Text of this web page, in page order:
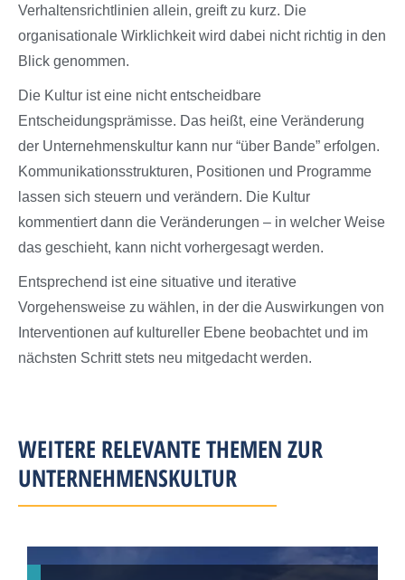
Verhaltensrichtlinien allein, greift zu kurz. Die
organisationale Wirklichkeit wird dabei nicht richtig in den
Blick genommen.
Die Kultur ist eine nicht entscheidbare
Entscheidungsprämisse. Das heißt, eine Veränderung
der Unternehmenskultur kann nur “über Bande” erfolgen.
Kommunikationsstrukturen, Positionen und Programme
lassen sich steuern und verändern. Die Kultur
kommentiert dann die Veränderungen – in welcher Weise
das geschieht, kann nicht vorhergesagt werden.
Entsprechend ist eine situative und iterative
Vorgehensweise zu wählen, in der die Auswirkungen von
Interventionen auf kultureller Ebene beobachtet und im
nächsten Schritt stets neu mitgedacht werden.
WEITERE RELEVANTE THEMEN ZUR
UNTERNEHMENSKULTUR